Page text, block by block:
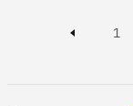
Page
1